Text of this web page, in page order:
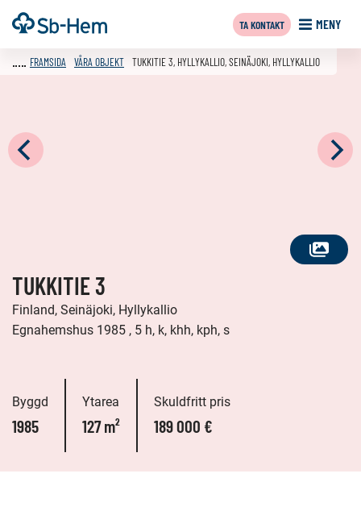
Till
innehållet
Framsida MENY
TA KONTAKT
SE
FRAMSIDA VÅRA OBJEKT TUKKITIE 3, HYLLYKALLIO, SEINÄJOKI, HYLLYKALLIO
TUKKITIE 3
Finland, Seinäjoki, Hyllykallio
Egnahemshus 1985 , 5 h, k, khh, kph, s
Byggd
1985
Ytarea
127 m²
Skuldfritt pris
189 000 €